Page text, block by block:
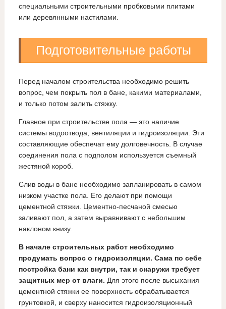
специальными строительными пробковыми плитами
или деревянными настилами.
Подготовительные работы
Перед началом строительства необходимо решить
вопрос, чем покрыть пол в бане, какими материалами,
и только потом залить стяжку.
Главное при строительстве пола — это наличие
системы водоотвода, вентиляции и гидроизоляции. Эти
составляющие обеспечат ему долговечность. В случае
соединения пола с подполом используется съемный
жестяной короб.
Слив воды в бане необходимо запланировать в самом
низком участке пола. Его делают при помощи
цементной стяжки. Цементно-песчаной смесью
заливают пол, а затем выравнивают с небольшим
наклоном книзу.
В начале строительных работ необходимо
продумать вопрос о гидроизоляции. Сама по себе
постройка бани как внутри, так и снаружи требует
защитных мер от влаги. Для этого после высыхания
цементной стяжки ее поверхность обрабатывается
грунтовкой, и сверху наносится гидроизоляционный